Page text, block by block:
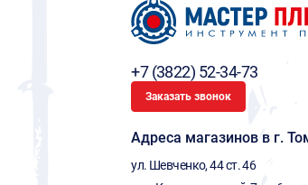
+7 (3822) 52-34-73
Заказать звонок
Адреса магазинов в г.
ул. Шевченко, 44 ст. 46